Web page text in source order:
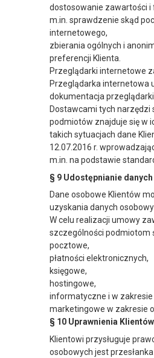
dostosowanie zawartości
m.in. sprawdzenie skąd
internetowego,
zbierania ogólnych i
preferencji Klienta.
Przeglądarki internetowe
Przeglądarka internetowa
dokumentacja
Dostawcami tych narzędzi
podmiotów znajduje się w
takich sytuacjach dane
12.07.2016 r.
m.in. na podstawie
§ 9 Udostępnianie danych
Dane osobowe Klientów
uzyskania danych
W celu realizacji umowy
szczególności podmiotom
pocztowe,
płatności elektronicznych,
księgowe,
hostingowe,
informatyczne i w
marketingowe w zakresie
§ 10 Uprawnienia Klientów
Klientowi przysługuje
osobowych jest